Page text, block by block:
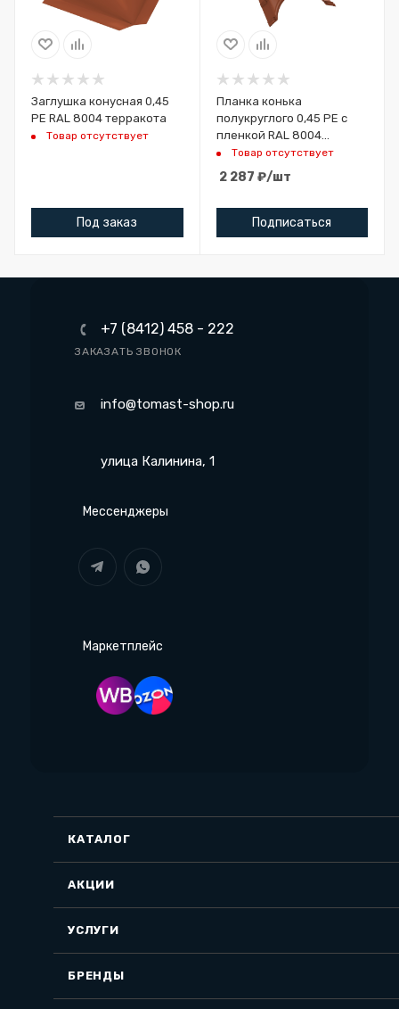
Заглушка конусная 0,45
PE RAL 8004 терракота
Товар отсутствует
Под заказ
Планка конька
полукруглого 0,45 PE с
пленкой RAL 8004
терракота (1,97м)
Товар отсутствует
2 287 ₽/шт
Подписаться
+7 (8412) 458 - 222
ЗАКАЗАТЬ ЗВОНОК
info@tomast-shop.ru
улица Калинина, 1
Мессенджеры
Маркетплейс
КАТАЛОГ
АКЦИИ
УСЛУГИ
БРЕНДЫ